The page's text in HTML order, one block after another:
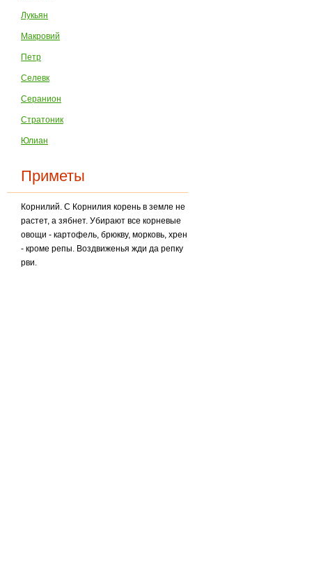
Лукьян
Макровий
Петр
Селевк
Серанион
Стратоник
Юлиан
Приметы
Корнилий. С Корнилия корень в земле не
растет, а зябнет. Убирают все корневые
овощи - картофель, брюкву, морковь, хрен
- кроме репы. Воздвиженья жди да репку
рви.